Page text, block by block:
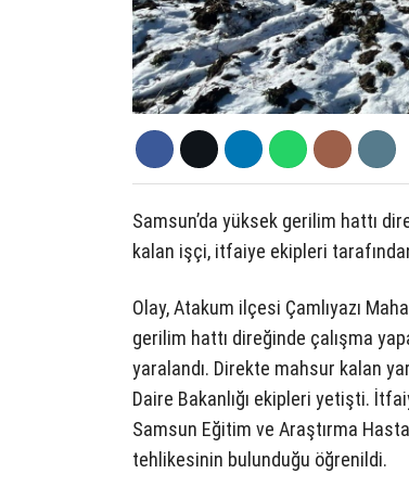
Samsun’da yüksek gerilim hattı
kalan işçi, itfaiye ekipleri
Olay, Atakum ilçesi Çamlıyazı
gerilim hattı direğinde çalışma
yaralandı. Direkte mahsur kalan
Daire Bakanlığı ekipleri yetişti.
Samsun Eğitim ve Araştırma
tehlikesinin bulunduğu öğrenildi.